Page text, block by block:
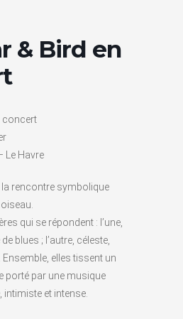
& Bird en
concert
Le Havre
la rencontre symbolique
qui se répondent : l’une,
blues ; l’autre, céleste,
elles tissent un
porté par une musique
et intense.